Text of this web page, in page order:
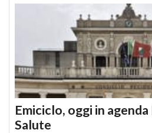
Emiciclo, oggi in
Salute